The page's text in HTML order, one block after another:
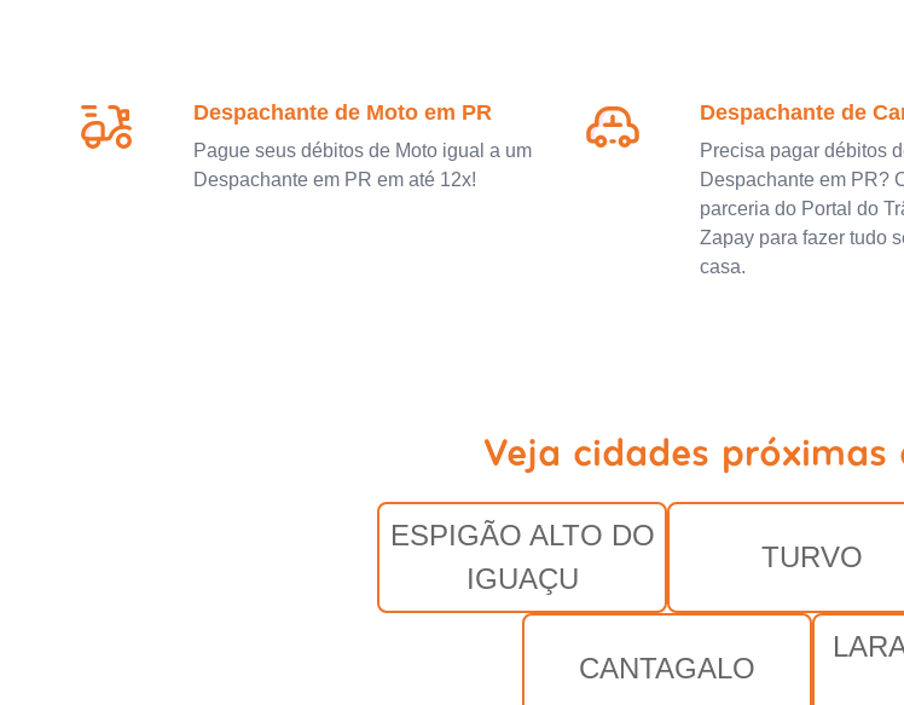
Despachante de Moto em PR
Pague seus débitos de Moto igual a um
Despachante em PR em até 12x!
Despachante de
Precisa pagar débitos
Despachante em PR?
parceria do Portal do
Zapay para fazer tudo
casa.
Veja cidades próximas
ESPIGÃO ALTO DO
IGUAÇU
TURVO
CANTAGALO